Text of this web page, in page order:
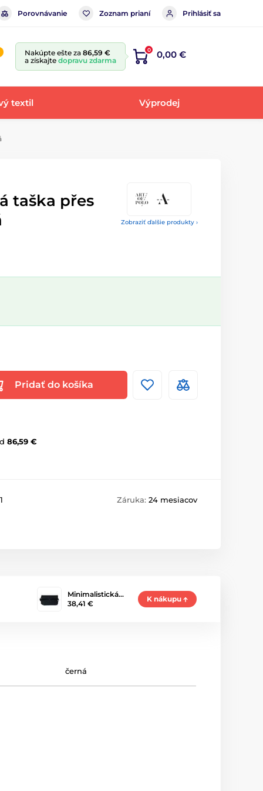
Porovnávanie Zoznam prianí Prihlásiť sa
Nakúpte ešte za 86,59 €
a získajte dopravu zdarma
0 0,00 €
textil Výprodej
Zobraziť ďalšie produkty ›
taška přes
Pridať do košíka
86,59 €
Záruka: 24 mesiacov
Minimalistická…
38,41 €
K nákupu
černá